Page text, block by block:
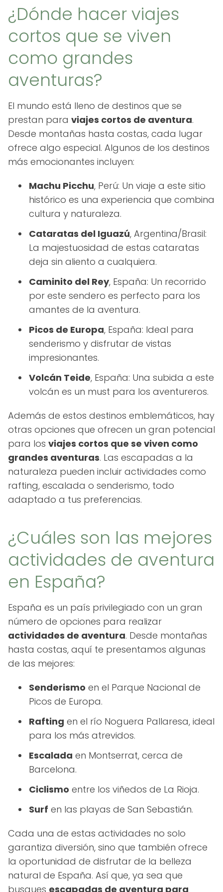
¿Dónde hacer viajes
cortos que se viven
como grandes
aventuras?
El mundo está lleno de destinos que se
prestan para viajes cortos de aventura.
Desde montañas hasta costas, cada lugar
ofrece algo especial. Algunos de los destinos
más emocionantes incluyen:
Machu Picchu, Perú: Un viaje a este sitio
histórico es una experiencia que combina
cultura y naturaleza.
Cataratas del Iguazú, Argentina/Brasil:
La majestuosidad de estas cataratas
deja sin aliento a cualquiera.
Caminito del Rey, España: Un recorrido
por este sendero es perfecto para los
amantes de la aventura.
Picos de Europa, España: Ideal para
senderismo y disfrutar de vistas
impresionantes.
Volcán Teide, España: Una subida a este
volcán es un must para los aventureros.
Además de estos destinos emblemáticos, hay
otras opciones que ofrecen un gran potencial
para los viajes cortos que se viven como
grandes aventuras. Las escapadas a la
naturaleza pueden incluir actividades como
rafting, escalada o senderismo, todo
adaptado a tus preferencias.
¿Cuáles son las mejores
actividades de aventura
en España?
España es un país privilegiado con un gran
número de opciones para realizar
actividades de aventura. Desde montañas
hasta costas, aquí te presentamos algunas
de las mejores:
Senderismo en el Parque Nacional de
Picos de Europa.
Rafting en el río Noguera Pallaresa, ideal
para los más atrevidos.
Escalada en Montserrat, cerca de
Barcelona.
Ciclismo entre los viñedos de La Rioja.
Surf en las playas de San Sebastián.
Cada una de estas actividades no solo
garantiza diversión, sino que también ofrece
la oportunidad de disfrutar de la belleza
natural de España. Así que, ya sea que
busques escapadas de aventura para